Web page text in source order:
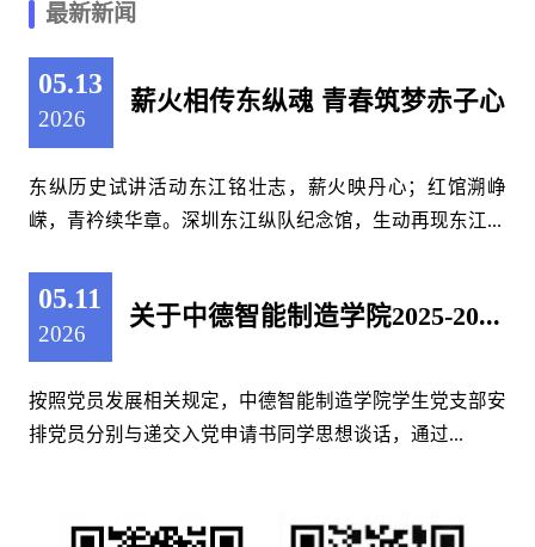
最新新闻
05.13
2026
薪火相传东纵魂 青春筑梦赤子心
东纵历史试讲活动东江铭壮志，薪火映丹心；红馆溯峥
嵘，青衿续华章。深圳东江纵队纪念馆，生动再现东江...
05.11
2026
关于中德智能制造学院2025-20...
​按照党员发展相关规定，中德智能制造学院学生党支部安
排党员分别与递交入党申请书同学思想谈话，通过...